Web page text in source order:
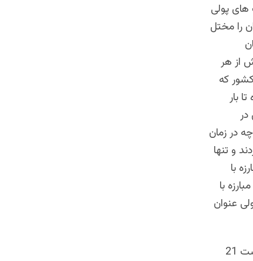
های پولی
را مختل
از هر
که
بار
در
در زمان
و تنها
مبارزه با
با
عنوان